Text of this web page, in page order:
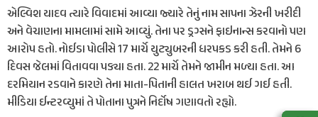
એલ્વિશ યાદવ ત્યારે વિવાદમાં આવ્યા જ્યારે તેનું નામ સાપના ઝેરની ખરીદી
અને વેચાણના મામલામાં સામે આવ્યું. તેના પર ડ્રગ્સને ફાઇનાન્સ કરવાનો પણ
આરોપ હતો. નોઈડા પોલીસે 17 માર્ચે યુટ્યુબરની ધરપકડ કરી હતી. તેમને 6
દિવસ જેલમાં વિતાવવા પડ્યા હતા. 22 માર્ચે તેમને જામીન મળ્યા હતા. આ
દરમિયાન રડવાને કારણે તેના માતા-પિતાની હાલત ખરાબ થઈ ગઈ હતી.
મીડિયા ઈન્ટરવ્યુમાં તે પોતાના પુત્રને નિર્દોષ ગણાવતો રહ્યો.